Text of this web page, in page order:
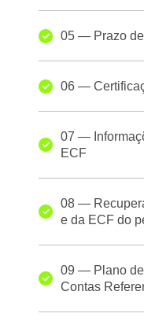
05 — Prazo
06 —
07 —
ECF
08 —
e da ECF do
09 — Plano
Contas